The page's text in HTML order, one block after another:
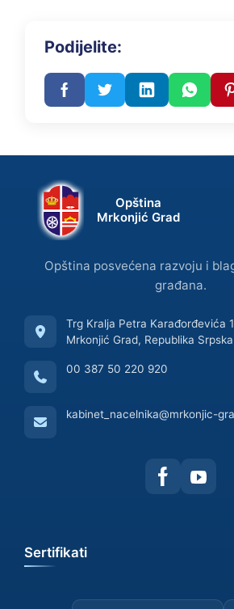
Podijelite:
Opština
Mrkonjić Grad
Opština posvećena razvoju i
građana.
Trg Kralja Petra Karađorđevića 1
Mrkonjić Grad, Republika Srpska
00 387 50 220 920
kabinet_nacelnika@mrkonjic-
Sertifikati